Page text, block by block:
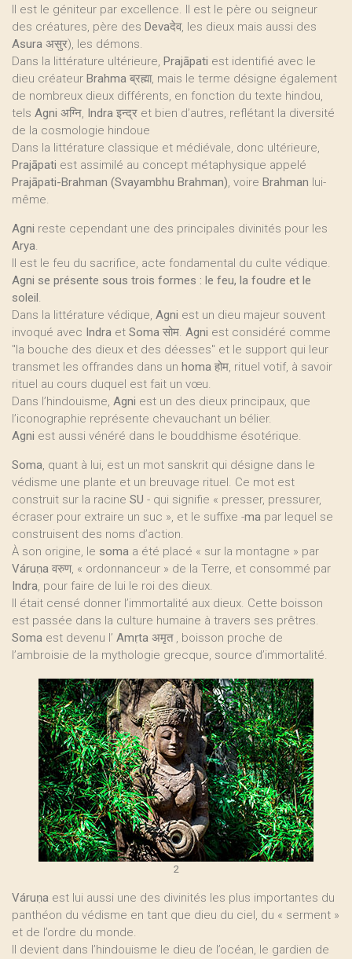
Il est le géniteur par excellence. Il est le père ou seigneur
des créatures, père des Devaदेव, les dieux mais aussi des
Asura असुर), les démons.
Dans la littérature ultérieure, Prajāpati est identifié avec le
dieu créateur Brahma ब्रह्मा, mais le terme désigne également
de nombreux dieux différents, en fonction du texte hindou,
tels Agni अग्नि, Indra इन्द्र et bien d’autres, reflétant la diversité
de la cosmologie hindoue
Dans la littérature classique et médiévale, donc ultérieure,
Prajāpati est assimilé au concept métaphysique appelé
Prajāpati-Brahman (Svayambhu Brahman), voire Brahman lui-
même.
Agni reste cependant une des principales divinités pour les
Arya.
Il est le feu du sacrifice, acte fondamental du culte védique.
Agni se présente sous trois formes : le feu, la foudre et le
soleil.
Dans la littérature védique, Agni est un dieu majeur souvent
invoqué avec Indra et Soma सोम. Agni est considéré comme
"la bouche des dieux et des déesses" et le support qui leur
transmet les offrandes dans un homa होम, rituel votif, à savoir
rituel au cours duquel est fait un vœu.
Dans l’hindouisme, Agni est un des dieux principaux, que
l’iconographie représente chevauchant un bélier.
Agni est aussi vénéré dans le bouddhisme ésotérique.
Soma, quant à lui, est un mot sanskrit qui désigne dans le
védisme une plante et un breuvage rituel. Ce mot est
construit sur la racine SU - qui signifie « presser, pressurer,
écraser pour extraire un suc », et le suffixe -ma par lequel se
construisent des noms d’action.
À son origine, le soma a été placé « sur la montagne » par
Váruṇa वरुण, « ordonnanceur » de la Terre, et consommé par
Indra, pour faire de lui le roi des dieux.
Il était censé donner l’immortalité aux dieux. Cette boisson
est passée dans la culture humaine à travers ses prêtres.
Soma est devenu l’ Amṛta अमृत , boisson proche de
l’ambroisie de la mythologie grecque, source d’immortalité.
2
Váruṇa est lui aussi une des divinités les plus importantes du
panthéon du védisme en tant que dieu du ciel, du « serment »
et de l’ordre du monde.
Il devient dans l’hindouisme le dieu de l’océan, le gardien de